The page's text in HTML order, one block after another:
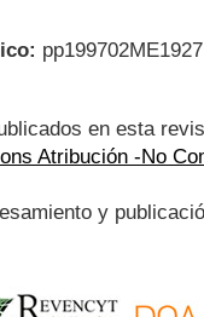
en esta
Atribución -No
y